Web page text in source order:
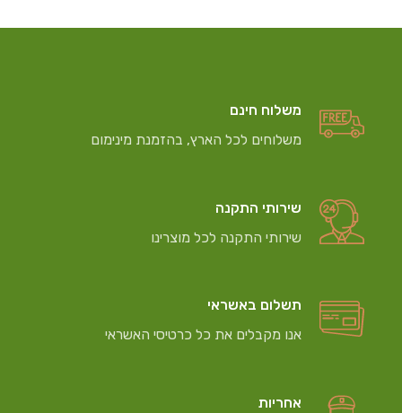
משלוח חינם
משלוחים לכל הארץ, בהזמנת מינימום
שירותי התקנה
שירותי התקנה לכל מוצרינו
תשלום באשראי
אנו מקבלים את כל כרטיסי האשראי
אחריות